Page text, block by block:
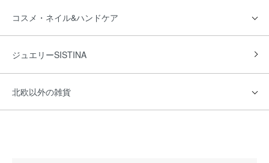
コスメ・ネイル&ハンドケア
ジュエリーSISTINA
北欧以外の雑貨